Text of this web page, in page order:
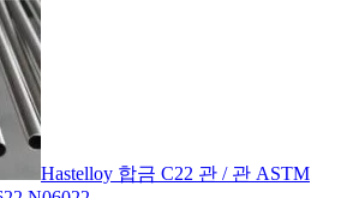
Hastelloy 합금 C22 관 / 관 ASTM